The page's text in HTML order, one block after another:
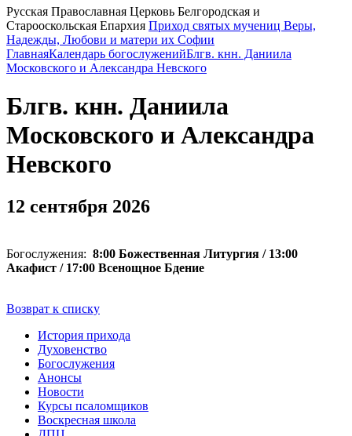
Русская Православная Церковь Белгородская и
Старооскольская Епархия Приход святых мучениц Веры,
Надежды, Любови и матери их Софии
ГлавнаяКалендарь богослуженийБлгв. кнн. Даниила
Московского и Александра Невского
Блгв. кнн. Даниила
Московского и Александра
Невского
12 сентября 2026
Богослужения: 8:00 Божественная Литургия / 13:00
Акафист / 17:00 Всенощное Бдение
Возврат к списку
История прихода
Духовенство
Богослужения
Анонсы
Новости
Курсы псаломщиков
Воскресная школа